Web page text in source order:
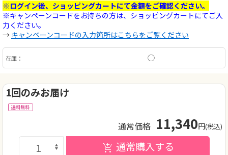
※ログイン後、ショッピングカートにて金額をご確認ください。
※キャンペーンコードをお持ちの方は、ショッピングカートにてご入
力ください。
→ キャンペーンコードの入力箇所はこちらをご覧ください
在庫： ◯
1回のみお届け
送料無料
通常価格 11,340円(税込)
通常購入する